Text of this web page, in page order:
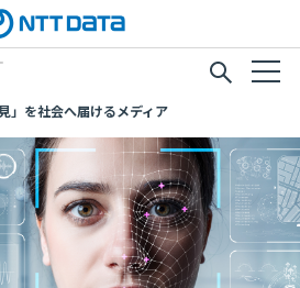
」を社会へ届けるメディア